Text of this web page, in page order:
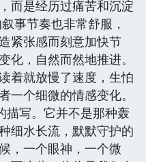
而是经历过痛苦和沉淀
事节奏也非常舒服，
紧张感而刻意加快节
化，自然而然地推进。
着就放慢了速度，生怕
一个细微的情感变化。
描写。它并不是那种轰
细水长流，默默守护的
，一个眼神，一个微